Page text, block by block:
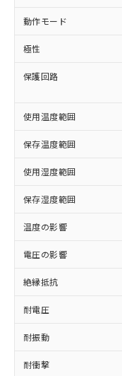
動作モード
極性
保護回路
使用温度範囲
保存温度範囲
使用湿度範囲
保存湿度範囲
温度の影響
電圧の影響
絶縁抵抗
耐電圧
耐振動
耐衝撃
ご利用条
以下の条件
ご利用くださ
本サー
商品の
(税抜)
当社制
本サー
ことを
在庫状
記載し
タに基
対応済み
非含有に対
す。
対応予定：
有に対応した
対応予定な
非含有に非対
調査・確認
非含有の対
商品です。
非該当品：
害物質有無と
仕入先様の
いたものが
むを得ず変
鉛(Pb)
※1 中国
「○」：最
基準値以下で
「×」：最
基準値を超
「－」：未
*中国RoHS10物
当社は
為替お
（以下
または